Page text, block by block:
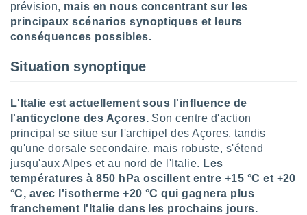
en
de
votre
à
en
le
des
prévision, mais en nous concentrant sur les
principaux scénarios synoptiques et leurs
conséquences possibles.
Situation synoptique
L'Italie est actuellement sous l'influence de
l'anticyclone des Açores. Son centre d'action
principal se situe sur l'archipel des Açores, tandis
qu'une dorsale secondaire, mais robuste, s'étend
jusqu'aux Alpes et au nord de l'Italie. Les
températures à 850 hPa oscillent entre +15 °C et +20
°C, avec l'isotherme +20 °C qui gagnera plus
franchement l'Italie dans les prochains jours.